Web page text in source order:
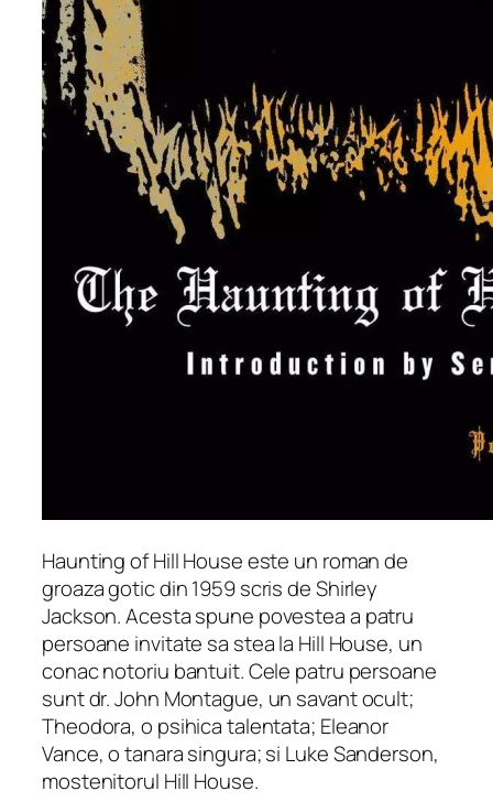
Haunting of Hill House este un roman de
groaza gotic din 1959 scris de Shirley
Jackson. Acesta spune povestea a patru
persoane invitate sa stea la Hill House, un
conac notoriu bantuit. Cele patru persoane
sunt dr. John Montague, un savant ocult;
Theodora, o psihica talentata; Eleanor
Vance, o tanara singura; si Luke Sanderson,
mostenitorul Hill House.